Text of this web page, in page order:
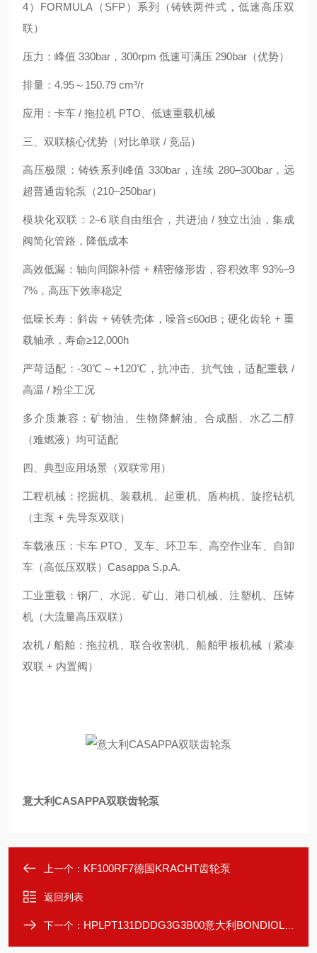
4）FORMULA（SFP）系列（铸铁两件式，低速高压双
联）
压力：峰值 330bar，300rpm 低速可满压 290bar（优势）
排量：4.95～150.79 cm³/r
应用：卡车 / 拖拉机 PTO、低速重载机械
三、双联核心优势（对比单联 / 竞品）
高压极限：铸铁系列峰值 330bar，连续 280–300bar，远
超普通齿轮泵（210–250bar）
模块化双联：2–6 联自由组合，共进油 / 独立出油，集成
阀简化管路，降低成本
高效低漏：轴向间隙补偿 + 精密修形齿，容积效率 93%–9
7%，高压下效率稳定
低噪长寿：斜齿 + 铸铁壳体，噪音≤60dB；硬化齿轮 + 重
载轴承，寿命≥12,000h
严苛适配：-30℃～+120℃，抗冲击、抗气蚀，适配重载 /
高温 / 粉尘工况
多介质兼容：矿物油、生物降解油、合成酯、水乙二醇
（难燃液）均可适配
四、典型应用场景（双联常用）
工程机械：挖掘机、装载机、起重机、盾构机、旋挖钻机
（主泵 + 先导泵双联）
车载液压：卡车 PTO、叉车、环卫车、高空作业车、自卸
车（高低压双联）Casappa S.p.A.
工业重载：钢厂、水泥、矿山、港口机械、注塑机、压铸
机（大流量高压双联）
农机 / 船舶：拖拉机、联合收割机、船舶甲板机械（紧凑
双联 + 内置阀）
意大利CASAPPA双联齿轮泵
上一个： KF100RF7德国KRACHT齿轮泵
返回列表
下一个： HPLPT131DDDG3G3B00意大利BONDIOLI齿轮泵